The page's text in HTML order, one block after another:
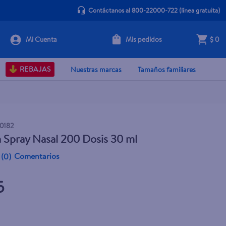
Contáctanos al 800-22000-722(línea gratuita)
Mis pedidos $ 0
REBAJAS Nuestras marcas Tamaños familiares
Nasal 200 Dosis 30 ml
(0) Comentarios
+ Agregar